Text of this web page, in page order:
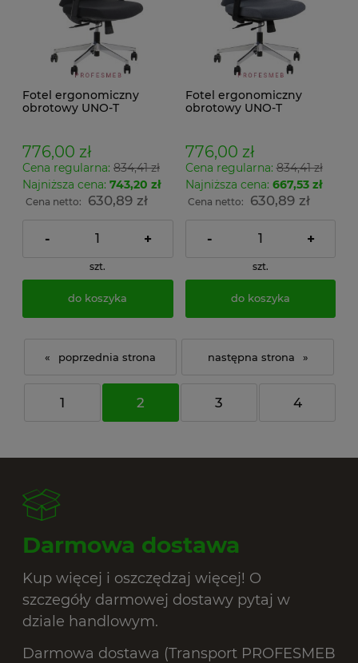
Fotel ergonomiczny
obrotowy UNO-T
regulowanymi
podłokietnikami i
wysokości podparcia
lędźwiowego
776,00 zł
Cena regularna: 834,41 zł
Najniższa cena: 743,20 zł
Cena netto: 630,89 zł
- +
szt.
do koszyka
Fotel ergonomiczny
obrotowy UNO-T
regulowanymi
podłokietnikami i
wysokości podparcia
lędźwiowego
776,00 zł
Cena regularna:834,41 zł
Najniższa cena: 667,53 zł
Cena netto: 630,89 zł
- +
szt.
do koszyka
«
1 2 3 4
»
Darmowa dostawa
Kup więcej i oszczędzaj więcej! O
szczegóły darmowej dostawy pytaj w
dziale handlowym.
Darmowa dostawa (Transport PROFESMEB